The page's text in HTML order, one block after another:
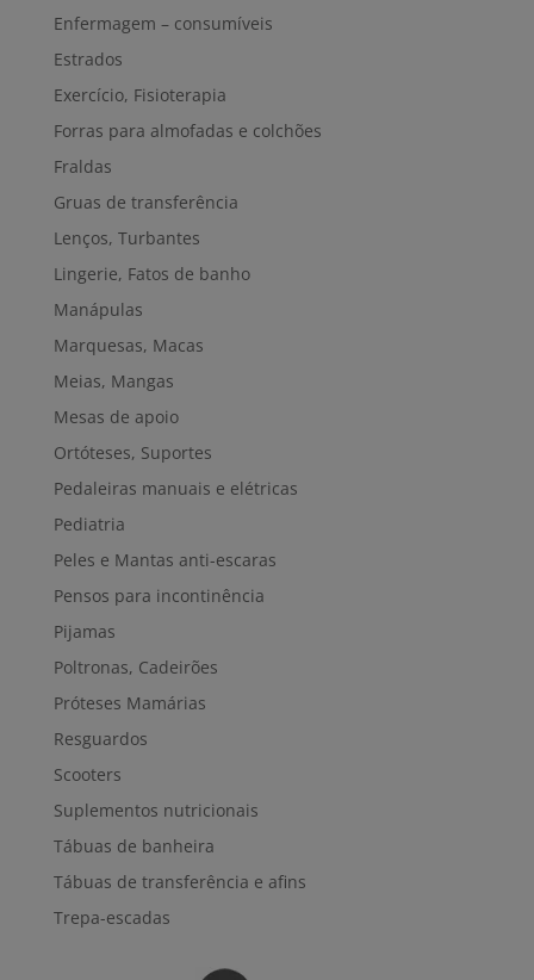
Enfermagem – consumíveis
Estrados
Exercício, Fisioterapia
Forras para almofadas e colchões
Fraldas
Gruas de transferência
Lenços, Turbantes
Lingerie, Fatos de banho
Manápulas
Marquesas, Macas
Meias, Mangas
Mesas de apoio
Ortóteses, Suportes
Pedaleiras manuais e elétricas
Pediatria
Peles e Mantas anti-escaras
Pensos para incontinência
Pijamas
Poltronas, Cadeirões
Próteses Mamárias
Resguardos
Scooters
Suplementos nutricionais
Tábuas de banheira
Tábuas de transferência e afins
Trepa-escadas